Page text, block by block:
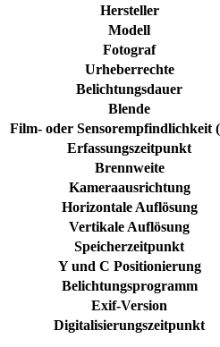
Hersteller
Modell
Fotograf
Urheberrechte
Belichtungsdauer
Blende
Film- oder Sensorempfindlichkeit
Erfassungszeitpunkt
Brennweite
Kameraausrichtung
Horizontale Auflösung
Vertikale Auflösung
Speicherzeitpunkt
Y und C Positionierung
Belichtungsprogramm
Exif-Version
Digitalisierungszeitpunkt